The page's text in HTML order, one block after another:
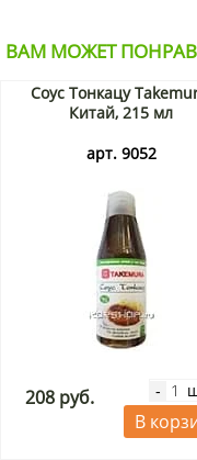
ВАМ МОЖЕТ
Соус Тонкацу
Китай, 215 мл
арт. 9052
208 руб. -
В